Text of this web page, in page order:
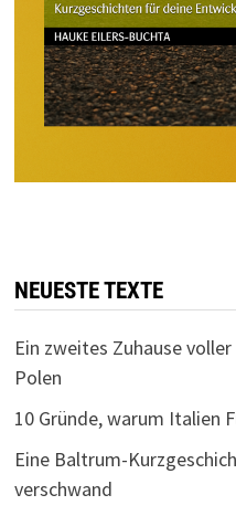
NEUESTE TEXTE
Ein zweites Zuhause
Polen
10 Gründe, warum Italien
Eine Baltrum-
verschwand